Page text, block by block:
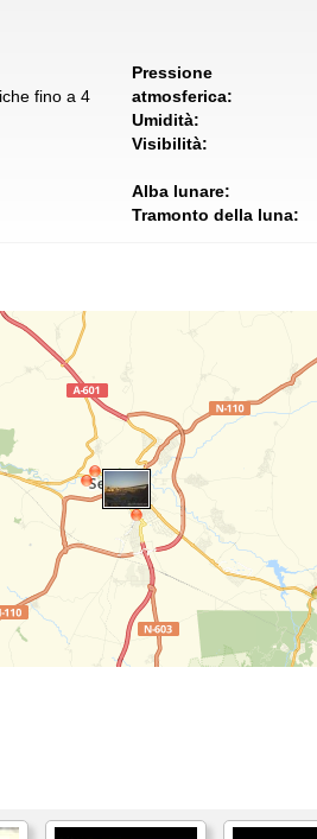
fino a 4
Pressione
atmosferica:
Umidità:
Visibilità:
Alba lunare:
Tramonto della luna: